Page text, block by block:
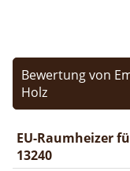
Bewertung von
Holz
EU-Raumheizer
13240